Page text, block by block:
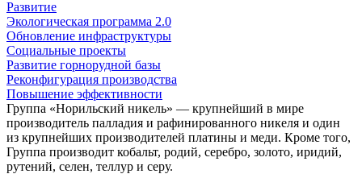
Развитие
Экологическая программа 2.0
Обновление инфраструктуры
Социальные проекты
Развитие горнорудной базы
Реконфигурация производства
Повышение эффективности
Группа «Норильский никель» — крупнейший в мире
производитель палладия и рафинированного никеля и один
из крупнейших производителей платины и меди. Кроме того,
Группа производит кобальт, родий, серебро, золото, иридий,
рутений, селен, теллур и серу.